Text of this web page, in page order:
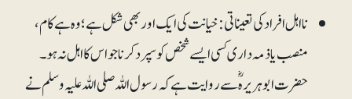
نااہل افراد کی تعیناتی: خیانت کی ایک اور بھی شکل ہے؛ وہ ہے کام،
منصب یا ذمہ داری کسی ایسے شخص کو سپرد کرنا جو اس کا اہل نہ ہو۔
حضرت ابوہریرہؓ سے روایت ہے کہ رسول اللہ صلی اللہ علیہ وسلم نے